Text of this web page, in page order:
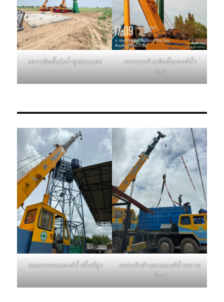
เครนติดตั้งถังน้ำสูง20เมตร
เครนยกย้ายติดตั้งแทงค์น้ำ
ยักษ์
รถเครนยกแทงค์น้ำขึ้นที่สูง
เครนรับจ้างยกแทงค์น้ำขนาด
ใหญ่